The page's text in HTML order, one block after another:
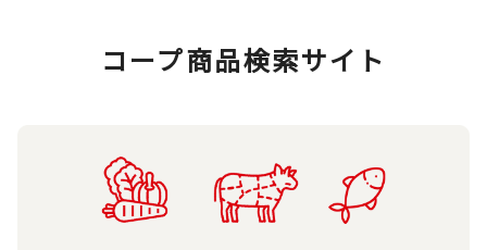
コープ商品検索サイト